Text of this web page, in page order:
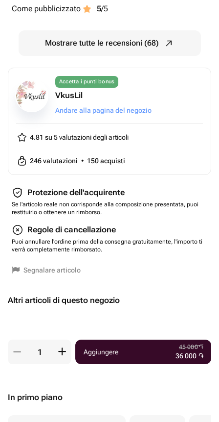
Come pubblicizzato
5/5
Mostrare tutte le recensioni (68)
Accetta i punti bonus
VkusLil
Andare alla pagina del negozio
4.81 su 5valutazioni degli articoli
246valutazioni • 150acquisti
Protezione dell'acquirente
Se l'articolo reale non corrisponde alla composizione presentata, puoi
restituirlo o ottenere un rimborso.
Regole di cancellazione
Puoi annullare l'ordine prima della consegna gratuitamente, l'importo ti
verrà completamente rimborsato.
Segnalare articolo
Altri articoli di questo negozio
Aggiungere
45 000֏
36 000 ֏
In primo piano